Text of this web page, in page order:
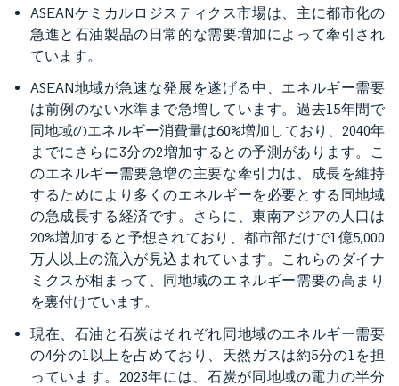
ASEANケミカルロジスティクス市場は、主に都市化の
急進と石油製品の日常的な需要増加によって牽引され
ています。
ASEAN地域が急速な発展を遂げる中、エネルギー需要
は前例のない水準まで急増しています。過去15年間で
同地域のエネルギー消費量は60%増加しており、2040年
までにさらに3分の2増加するとの予測があります。こ
のエネルギー需要急増の主要な牽引力は、成長を維持
するためにより多くのエネルギーを必要とする同地域
の急成長する経済です。さらに、東南アジアの人口は
20%増加すると予想されており、都市部だけで1億5,000
万人以上の流入が見込まれています。これらのダイナ
ミクスが相まって、同地域のエネルギー需要の高まり
を裏付けています。
現在、石油と石炭はそれぞれ同地域のエネルギー需要
の4分の1以上を占めており、天然ガスは約5分の1を担
っています。2023年には、石炭が同地域の電力の半分